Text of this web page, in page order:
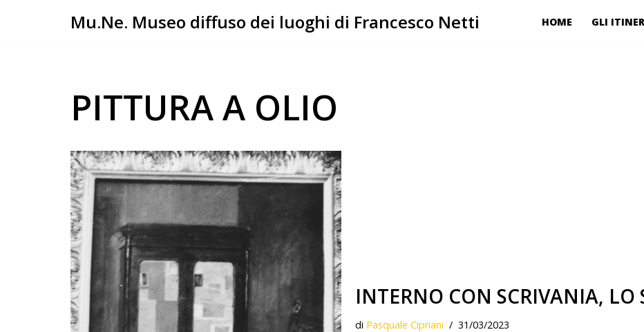
Mu.Ne. Museo diffuso dei luoghi di Francesco Netti HOME GLI
PITTURA A OLIO
INTERNO CON SCRIVANIA, LO
di Pasquale Cipriani 31/03/2023